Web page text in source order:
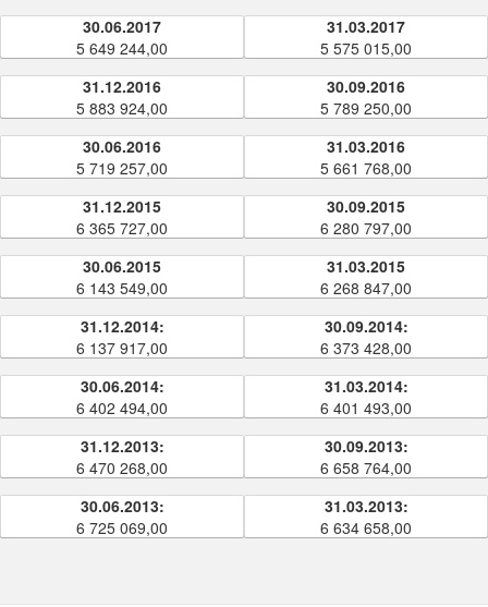
30.06.2017
5 649 244,00
31.03.2017
5 575 015,00
31.12.2016
5 883 924,00
30.09.2016
5 789 250,00
30.06.2016
5 719 257,00
31.03.2016
5 661 768,00
31.12.2015
6 365 727,00
30.09.2015
6 280 797,00
30.06.2015
6 143 549,00
31.03.2015
6 268 847,00
31.12.2014:
6 137 917,00
30.09.2014:
6 373 428,00
30.06.2014:
6 402 494,00
31.03.2014:
6 401 493,00
31.12.2013:
6 470 268,00
30.09.2013:
6 658 764,00
30.06.2013:
6 725 069,00
31.03.2013:
6 634 658,00